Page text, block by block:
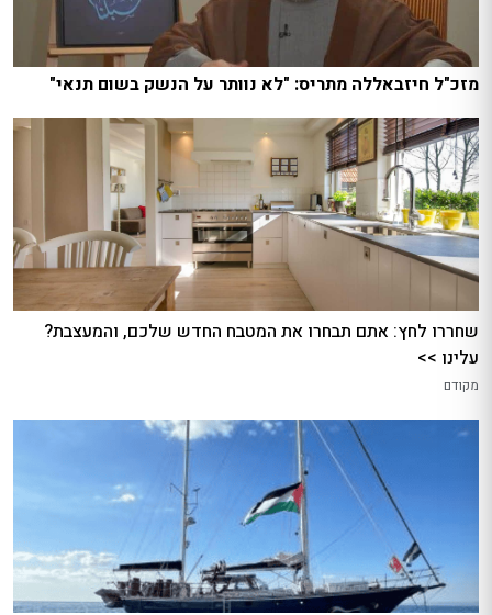
מזכ"ל חיזבאללה מתריס: "לא נוותר על הנשק בשום תנאי"
שחררו לחץ: אתם תבחרו את המטבח החדש שלכם, והמעצבת?
עלינו >>
מקודם